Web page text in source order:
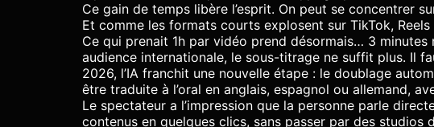
Ce gain de temps libère l’esprit. On peut se concentrer
Et comme les formats courts explosent sur TikTok,
Ce qui prenait 1h par vidéo prend désormais… 3
audience internationale, le sous-titrage ne suffit plus. Il
2026, l’IA franchit une nouvelle étape : le doublage
être traduite à l’oral en anglais, espagnol ou allemand,
Le spectateur a l’impression que la personne parle
contenus en quelques clics, sans passer par des